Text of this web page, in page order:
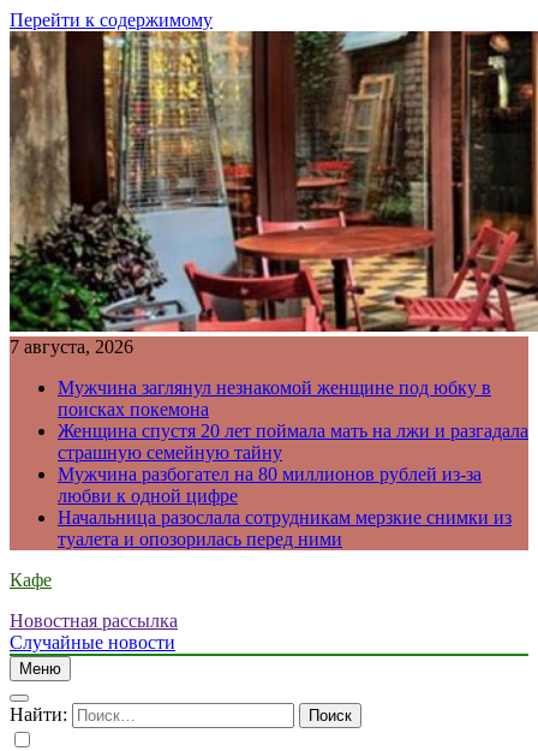
Перейти к содержимому
7 августа, 2026
Мужчина заглянул незнакомой женщине под юбку в
поисках покемона
Женщина спустя 20 лет поймала мать на лжи и разгадала
страшную семейную тайну
Мужчина разбогател на 80 миллионов рублей из-за
любви к одной цифре
Начальница разослала сотрудникам мерзкие снимки из
туалета и опозорилась перед ними
Кафе
Новостная рассылка
Случайные новости
Меню
Найти: